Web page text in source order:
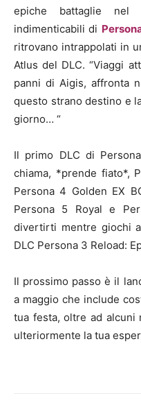
epiche battaglie
indimenticabili di
ritrovano intrappolati in
Atlus del DLC. “Viaggi
panni di Aigis, affronta
questo strano destino e
giorno… “
Il primo DLC di
chiama, *prende fiato*,
Persona 4 Golden EX
Persona 5 Royal e
divertirti mentre giochi
DLC Persona 3 Reload:
Il prossimo passo è il
a maggio che include
tua festa, oltre ad alcuni
ulteriormente la tua